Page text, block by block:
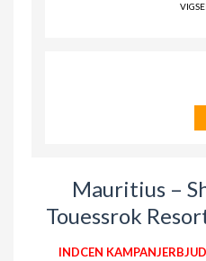
Mauritius –
Touessrok
INDCEN